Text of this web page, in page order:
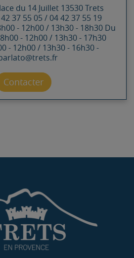
du 14 Juillet 13530 Trets
37 55 05 / 04 42 37 55 19
- 12h00 / 13h30 - 18h30 Du
- 12h00 / 13h30 - 17h30
- 12h00 / 13h30 - 16h30 -
Contacter par mail
Contacter